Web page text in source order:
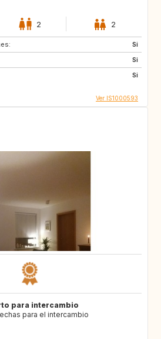
2 2
Si
Si
Si
Ver IS1000593
para intercambio
para el intercambio